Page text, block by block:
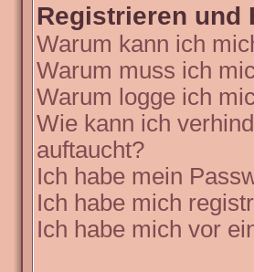
Registrieren und
Warum kann ich
Warum muss ich
Warum logge ich
Wie kann ich
auftaucht?
Ich habe mein
Ich habe mich
Ich habe mich vor